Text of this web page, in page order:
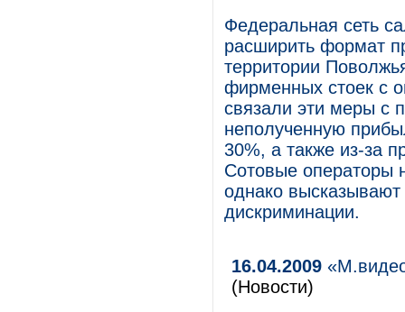
Федеральная сеть
расширить формат
территории
фирменных стоек с
связали эти меры с
неполученную
30%, а также из-за
Сотовые операторы
однако
дискриминации.
16.04.2009
(Новости)